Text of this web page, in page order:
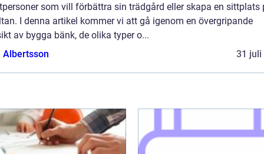
som vill förbättra sin trädgård eller skapa en sittplats
I denna artikel kommer vi att gå igenom en övergripande
av bygga bänk, de olika typer o...
Albertsson
31 juli